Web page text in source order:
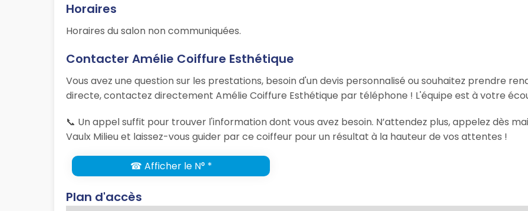
Horaires
Horaires du salon non communiquées.
Contacter Amélie Coiffure Esthétique
Vous avez une question sur les prestations, besoin d'un devis personnalisé ou souhaitez prendre
directe, contactez directement Amélie Coiffure Esthétique par téléphone ! L'équipe est à votre
📞 Un appel suffit pour trouver l'information dont vous avez besoin. N’attendez plus, appelez dès
Vaulx Milieu et laissez-vous guider par ce coiffeur pour un résultat à la hauteur de vos attentes !
☎ Afficher le N° *
Plan d'accès